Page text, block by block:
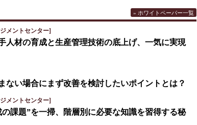
» ホワイトペーパー一覧
メントセンター]
人材の育成と生産管理技術の底上げ、一気に実現
ない場合にまず改善を検討したいポイントとは？
メントセンター]
課題”を一掃、階層別に必要な知識を習得する秘